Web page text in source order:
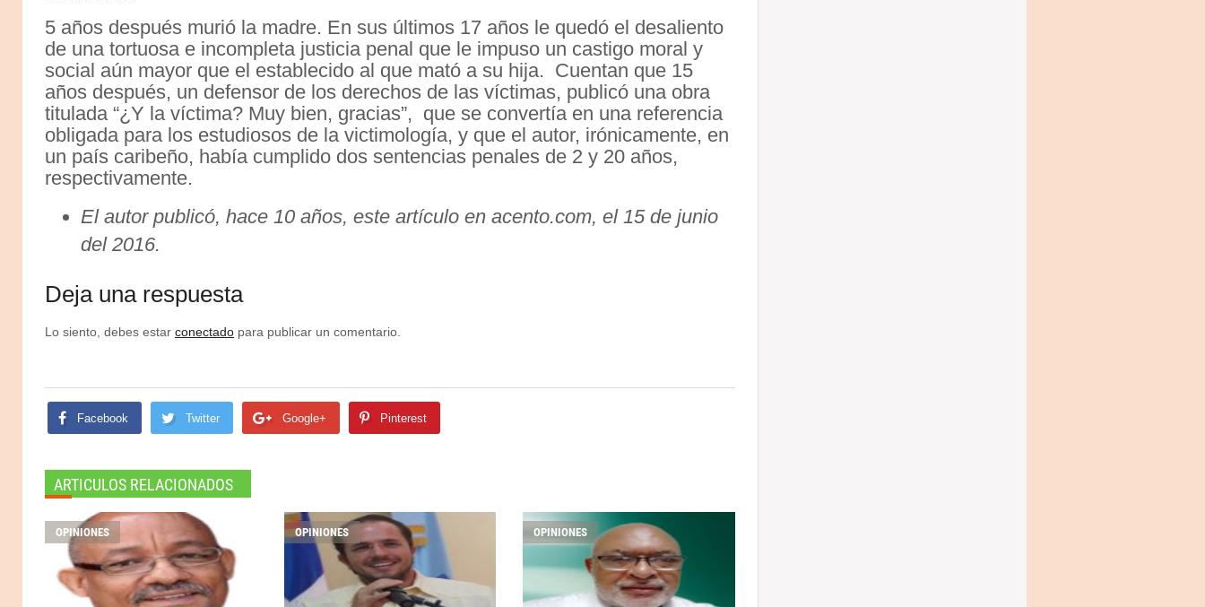
5 años después murió la madre. En sus últimos 17 años le quedó el desaliento
de una tortuosa e incompleta justicia penal que le impuso un castigo moral y
social aún mayor que el establecido al que mató a su hija. Cuentan que 15
años después, un defensor de los derechos de las víctimas, publicó una obra
titulada “¿Y la víctima? Muy bien, gracias”, que se convertía en una referencia
obligada para los estudiosos de la victimología, y que el autor, irónicamente, en
un país caribeño, había cumplido dos sentencias penales de 2 y 20 años,
respectivamente.
El autor publicó, hace 10 años, este artículo en acento.com, el 15 de junio
del 2016.
Deja una respuesta
Lo siento, debes estar conectado para publicar un comentario.
Facebook Twitter Google+ Pinterest
ARTICULOS RELACIONADOS
OPINIONES OPINIONES OPINIONES